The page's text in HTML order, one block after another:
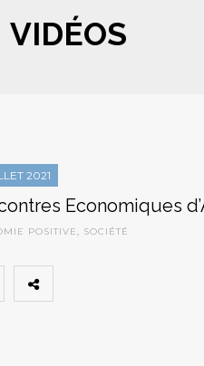
VIDÉOS
2021
Economiques
POSITIVE, SOCIÉTÉ